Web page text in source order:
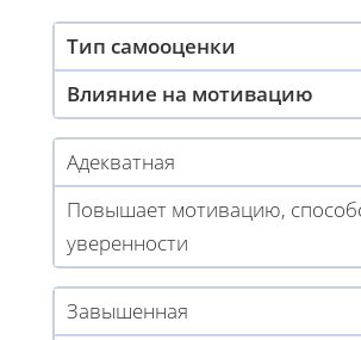
Тип самооценки
Влияние на мотивацию
Адекватная
Повышает мотивацию,
уверенности
Завышенная